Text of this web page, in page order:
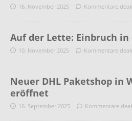
16. November 2025 Kommentare
Auf der Lette: Einbruch
10. November 2025 Kommentare
Neuer DHL Paketshop in
eröffnet
16. September 2025 Kommentare